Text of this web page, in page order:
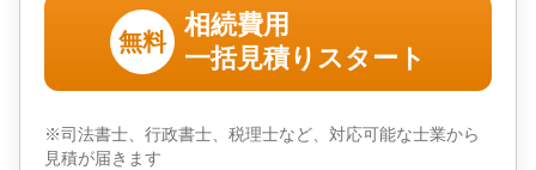
無料
相続費用
一括見積りスタート
※司法書士、行政書士、税理士など、対応可能な士業から
見積が届きます